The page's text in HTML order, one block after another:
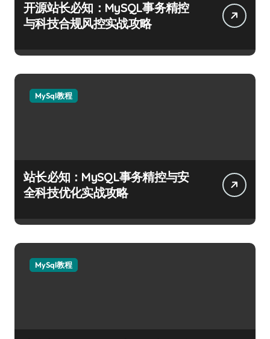
开源站长必知：MySQL事务精控
与科技合规风控实战攻略
MySql教程
站长必知：MySQL事务精控与安
全科技优化实战攻略
MySql教程